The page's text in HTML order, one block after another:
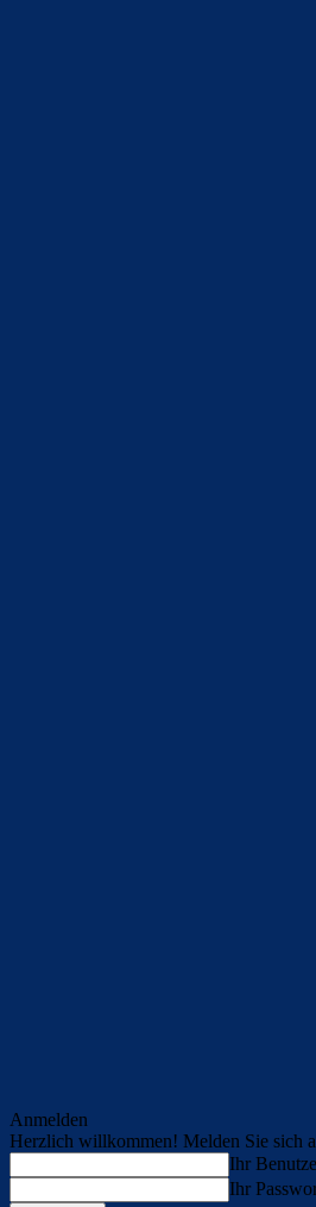
Anmelden
Herzlich willkommen! Melden Sie sich
Ihr
Ihr